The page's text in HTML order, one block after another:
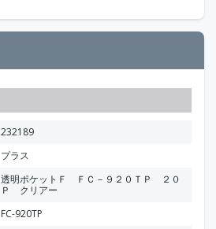
232189
プラス
透明ポケットＦ ＦＣ－９２０ＴＰ ２０
Ｐ クリアー
FC-920TP